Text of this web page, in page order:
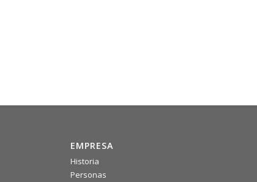
EMPRESA
Historia
Personas